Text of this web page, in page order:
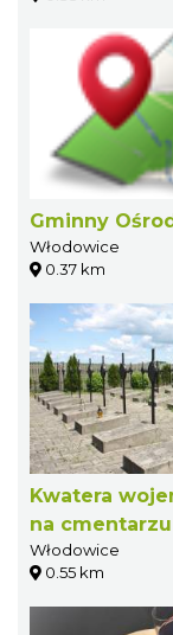
Gminny
Włodowice
0.37 km
Kwatera
na
Włodowice
0.55 km